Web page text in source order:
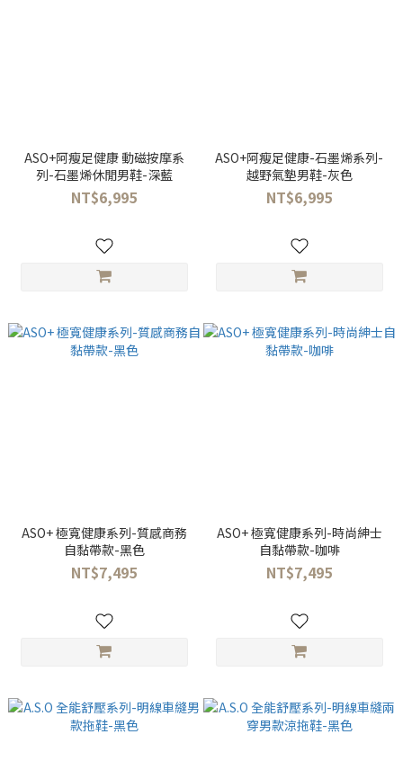
ASO+阿瘦足健康 動磁按摩系
列-石墨烯休閒男鞋-深藍
NT$6,995
ASO+阿瘦足健康-石墨烯系列-
越野氣墊男鞋-灰色
NT$6,995
ASO+ 極寬健康系列-質感商務
自黏帶款-黑色
NT$7,495
ASO+ 極寬健康系列-時尚紳士
自黏帶款-咖啡
NT$7,495